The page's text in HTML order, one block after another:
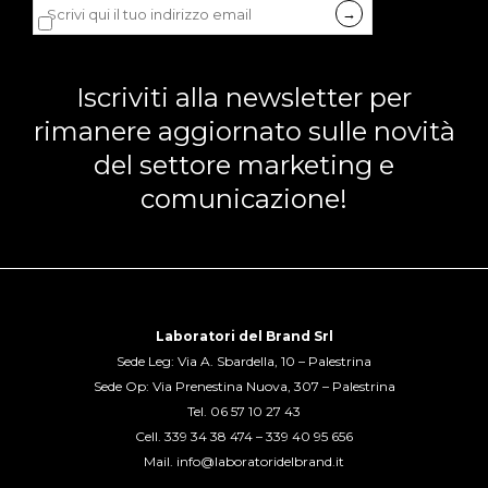
Dichiaro di accettare laprivacy policy
Iscriviti alla newsletter per
rimanere aggiornato sulle novità
del settore marketing e
comunicazione!
Laboratori del Brand Srl
Sede Leg: Via A. Sbardella, 10 – Palestrina
Sede Op: Via Prenestina Nuova, 307 – Palestrina
Tel. 06 57 10 27 43
Cell. 339 34 38 474 – 339 40 95 656
Mail. info@laboratoridelbrand.it